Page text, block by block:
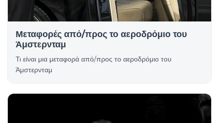
Μεταφορές από/προς το αεροδρόμιο του
Άμστερνταμ
Τι είναι μια μεταφορά από/προς το αεροδρόμιο του
Άμστερνταμ